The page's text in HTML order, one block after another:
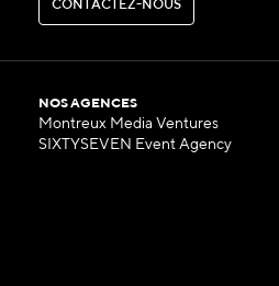
CON ACT EZ-N OUS
CONTACTEZ-NOUS
NOS AGENCES
Montreux Media Ventures
SIXTYSEVEN Event Agency